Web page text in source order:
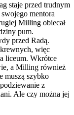
staje przed trudnym
mentora
Milling obiecał
pum.
przed Radą.
więc
liceum. Wkrótce
a Milling również
muszą szybko
z
Ale czy można jej